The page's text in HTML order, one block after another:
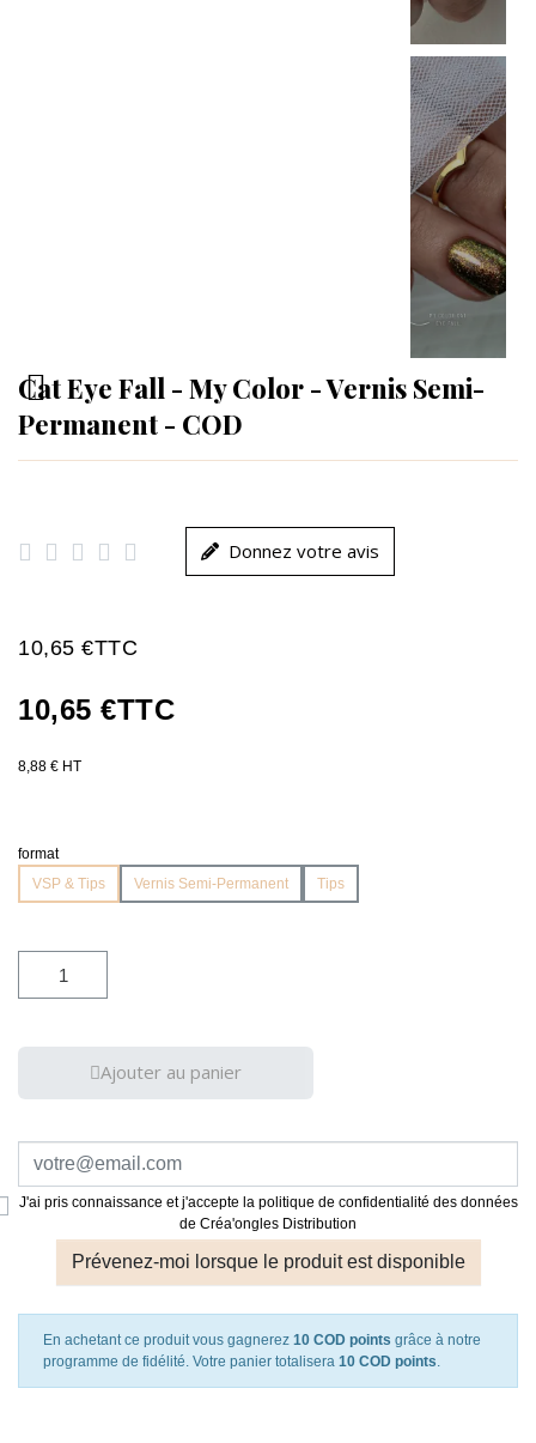
Cat Eye Fall - My Color - Vernis Semi-
Permanent - COD
     Donnez votre avis
10,65 €TTC
10,65 €TTC
8,88 € HT
format
VSP & Tips
Vernis Semi-Permanent Tips
Ajouter au panier
J'ai pris connaissance et j'accepte la politique de confidentialité des données
de Créa'ongles Distribution
Prévenez-moi lorsque le produit est disponible
En achetant ce produit vous gagnerez 10 COD points grâce à notre
programme de fidélité. Votre panier totalisera 10 COD points.